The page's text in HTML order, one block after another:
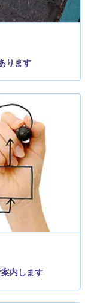
ります
内します